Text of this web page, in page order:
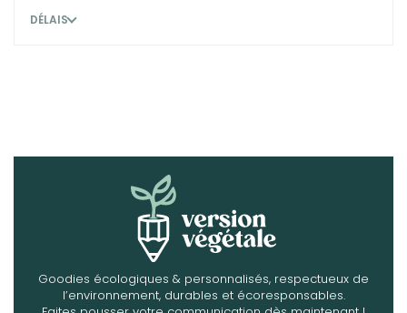
DÉLAIS
Goodies écologiques & personnalisés, respectueux de
l’environnement, durables et écoresponsables.